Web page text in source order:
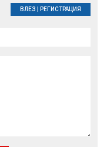
ВЛЕЗ РЕГИСТРАЦИЯ